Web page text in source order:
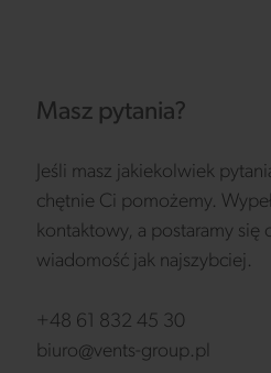
Masz pytania?
Jeśli masz jakiekolwiek
chętnie Ci pomożemy.
kontaktowy, a postaramy
wiadomość jak najszybciej.
+48 61 832 45 30
biuro@vents-group.pl